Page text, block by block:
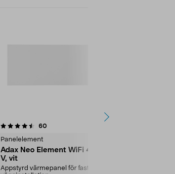
60recensioner
Panelelement
Adax Neo Element WiFi 400
V, vit
Appstyrd värmepanel för fast
4.5 av 5 stjärnor